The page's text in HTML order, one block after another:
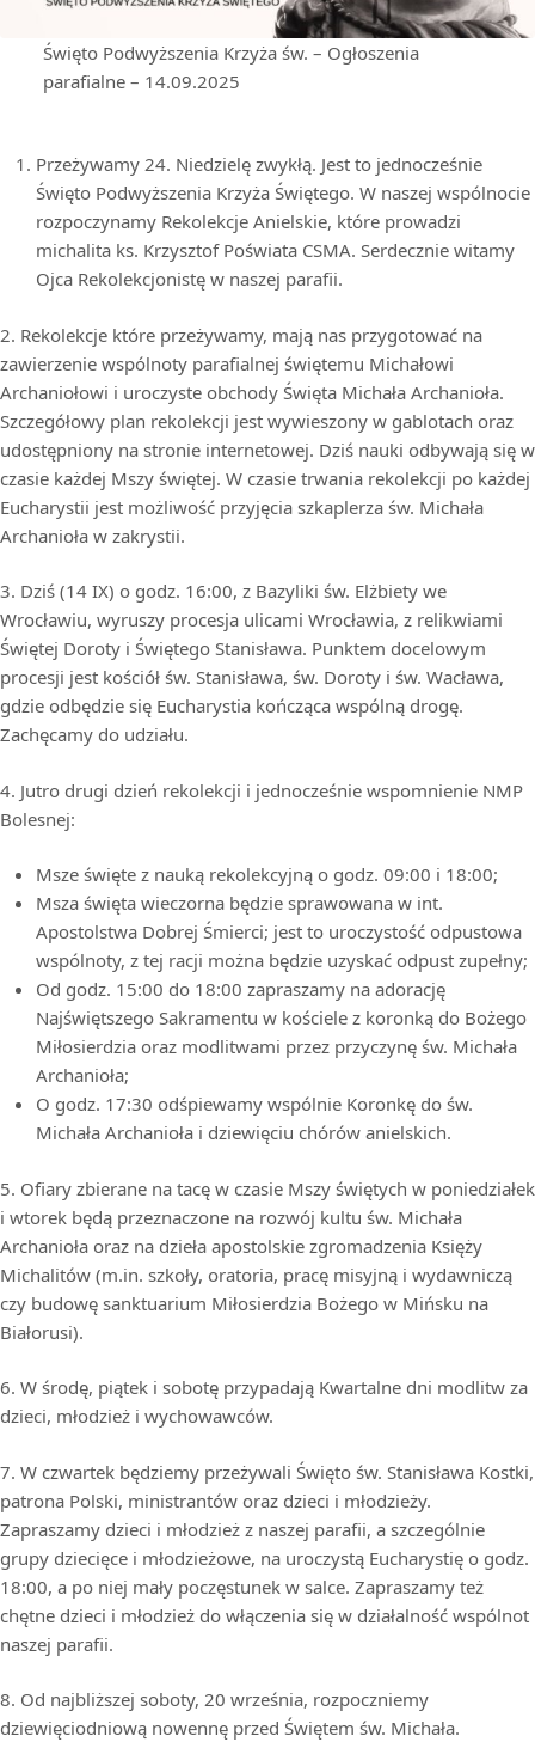
Święto Podwyższenia Krzyża św. – Ogłoszenia
parafialne – 14.09.2025
Przeżywamy 24. Niedzielę zwykłą. Jest to jednocześnie
Święto Podwyższenia Krzyża Świętego. W naszej wspólnocie
rozpoczynamy Rekolekcje Anielskie, które prowadzi
michalita ks. Krzysztof Poświata CSMA. Serdecznie witamy
Ojca Rekolekcjonistę w naszej parafii.
2. Rekolekcje które przeżywamy, mają nas przygotować na
zawierzenie wspólnoty parafialnej świętemu Michałowi
Archaniołowi i uroczyste obchody Święta Michała Archanioła.
Szczegółowy plan rekolekcji jest wywieszony w gablotach oraz
udostępniony na stronie internetowej. Dziś nauki odbywają się w
czasie każdej Mszy świętej. W czasie trwania rekolekcji po każdej
Eucharystii jest możliwość przyjęcia szkaplerza św. Michała
Archanioła w zakrystii.
3. Dziś (14 IX) o godz. 16:00, z Bazyliki św. Elżbiety we
Wrocławiu, wyruszy procesja ulicami Wrocławia, z relikwiami
Świętej Doroty i Świętego Stanisława. Punktem docelowym
procesji jest kościół św. Stanisława, św. Doroty i św. Wacława,
gdzie odbędzie się Eucharystia kończąca wspólną drogę.
Zachęcamy do udziału.
4. Jutro drugi dzień rekolekcji i jednocześnie wspomnienie NMP
Bolesnej:
Msze święte z nauką rekolekcyjną o godz. 09:00 i 18:00;
Msza święta wieczorna będzie sprawowana w int.
Apostolstwa Dobrej Śmierci; jest to uroczystość odpustowa
wspólnoty, z tej racji można będzie uzyskać odpust zupełny;
Od godz. 15:00 do 18:00 zapraszamy na adorację
Najświętszego Sakramentu w kościele z koronką do Bożego
Miłosierdzia oraz modlitwami przez przyczynę św. Michała
Archanioła;
O godz. 17:30 odśpiewamy wspólnie Koronkę do św.
Michała Archanioła i dziewięciu chórów anielskich.
5. Ofiary zbierane na tacę w czasie Mszy świętych w poniedziałek
i wtorek będą przeznaczone na rozwój kultu św. Michała
Archanioła oraz na dzieła apostolskie zgromadzenia Księży
Michalitów (m.in. szkoły, oratoria, pracę misyjną i wydawniczą
czy budowę sanktuarium Miłosierdzia Bożego w Mińsku na
Białorusi).
6. W środę, piątek i sobotę przypadają Kwartalne dni modlitw za
dzieci, młodzież i wychowawców.
7. W czwartek będziemy przeżywali Święto św. Stanisława Kostki,
patrona Polski, ministrantów oraz dzieci i młodzieży.
Zapraszamy dzieci i młodzież z naszej parafii, a szczególnie
grupy dziecięce i młodzieżowe, na uroczystą Eucharystię o godz.
18:00, a po niej mały poczęstunek w salce. Zapraszamy też
chętne dzieci i młodzież do włączenia się w działalność wspólnot
naszej parafii.
8. Od najbliższej soboty, 20 września, rozpoczniemy
dziewięciodniową nowennę przed Świętem św. Michała.